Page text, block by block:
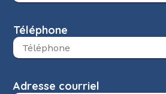
Téléphone
Adresse courriel